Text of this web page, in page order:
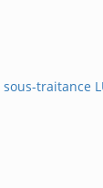
traitance